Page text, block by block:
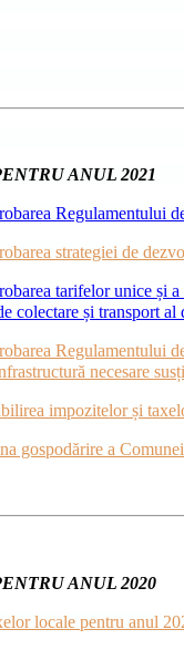
ANUL 2021
strategiei de
tarifelor unice și
colectare și transport
necesare
impozitelor și
gospodărire a
ANUL 2020
locale pentru anul